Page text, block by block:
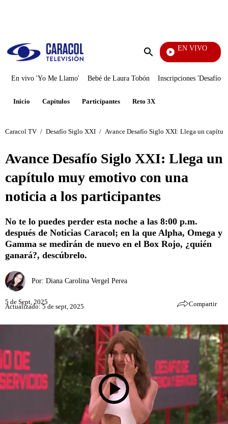
Enviar
EN VIVO
Televentas
En vivo 'Yo Me Llamo' Bebé de Laura Tobón Inscripciones 'Desafío'
Inicio Capítulos Participantes Reto 3X
Caracol TV / Desafío Siglo XXI / Avance Desafío Siglo XXI: Llega un
Avance Desafío Siglo XXI: Llega un
capítulo muy emotivo con una
noticia a los participantes
No te lo puedes perder esta noche a las 8:00 p.m.
después de Noticias Caracol; en la que Alpha, Omega y
Gamma se medirán de nuevo en el Box Rojo, ¿quién
ganará?, descúbrelo.
Por: Diana Carolina Vergel Perea
5 de Sept, 2025
Actualizado: 5 de sept, 2025 Compartir